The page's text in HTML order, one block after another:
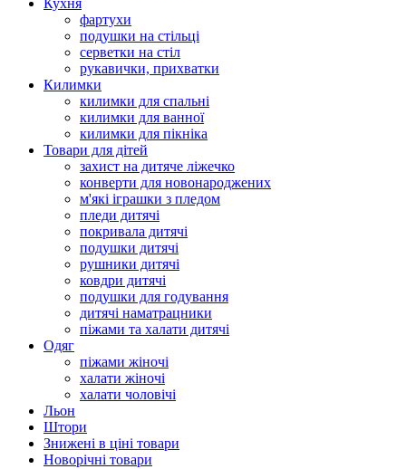
Кухня
фартухи
подушки на стільці
серветки на стіл
рукавички, прихватки
Килимки
килимки для спальні
килимки для ванної
килимки для пікніка
Товари для дітей
захист на дитяче ліжечко
конверти для новонароджених
м'які іграшки з пледом
пледи дитячі
покривала дитячі
подушки дитячі
рушники дитячі
ковдри дитячі
подушки для годування
дитячі наматрацники
піжами та халати дитячі
Одяг
піжами жіночі
халати жіночі
халати чоловічі
Льон
Штори
Знижені в ціні товари
Новорічні товари